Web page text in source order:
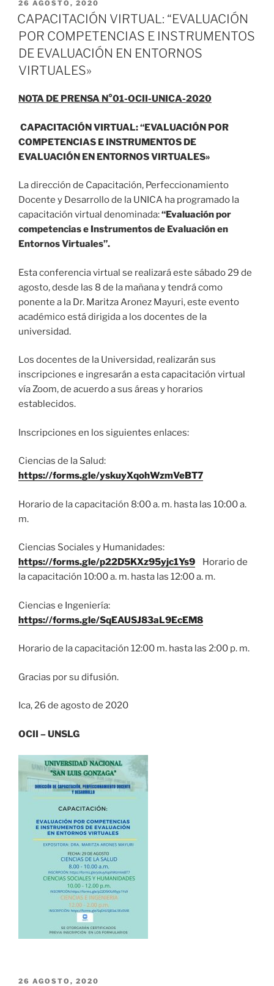
PUBLICADO
EL
26 AGOSTO, 2020
CAPACITACIÓN VIRTUAL: “EVALUACIÓN
POR COMPETENCIAS E INSTRUMENTOS
DE EVALUACIÓN EN ENTORNOS
VIRTUALES»
NOTA DE PRENSA N°01-OCII-UNICA-2020
CAPACITACIÓN VIRTUAL: “EVALUACIÓN POR
COMPETENCIAS E INSTRUMENTOS DE
EVALUACIÓN EN ENTORNOS VIRTUALES»
La dirección de Capacitación, Perfeccionamiento
Docente y Desarrollo de la UNICA ha programado la
capacitación virtual denominada:“Evaluación por
competencias e Instrumentos de Evaluación en
Entornos Virtuales”.
Esta conferencia virtual se realizará este sábado 29 de
agosto, desde las 8 de la mañana y tendrá como
ponente a la Dr. Maritza Aronez Mayuri, este evento
académico está dirigida a los docentes de la
universidad.
Los docentes de la Universidad, realizarán sus
inscripciones e ingresarán a esta capacitación virtual
vía Zoom, de acuerdo a sus áreas y horarios
establecidos.
Inscripciones en los siguientes enlaces:
Ciencias de la Salud:
https://forms.gle/yskuyXqohWzmVeBT7
Horario de la capacitación 8:00 a. m. hasta las 10:00 a.
m.
Ciencias Sociales y Humanidades:
https://forms.gle/p22D5KXz95yjc1Ys9
Horario de
la capacitación 10:00 a. m. hasta las 12:00 a. m.
Ciencias e Ingeniería:
https://forms.gle/SqEAUSJ83aL9EcEM8
Horario de la capacitación 12:00 m. hasta las 2:00 p. m.
Gracias por su difusión.
Ica, 26 de agosto de 2020
OCII – UNSLG
PUBLICADO
26 AGOSTO, 2020